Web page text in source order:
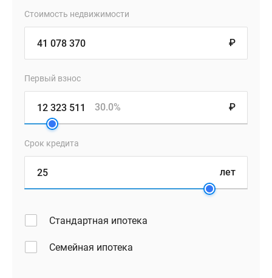
Стоимость недвижимости
₽
Первый взнос
₽
30.0%
Срок кредита
лет
Стандартная ипотека
Семейная ипотека